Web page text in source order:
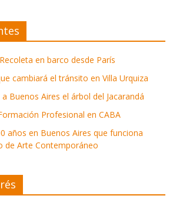
en barco desde París
cambiará el tránsito en Villa Urquiza
Buenos Aires el árbol del Jacarandá
Profesional en CABA
años en Buenos Aires que funciona
de Arte Contemporáneo